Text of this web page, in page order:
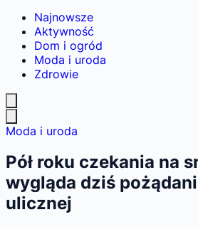
Najnowsze
Aktywność
Dom i ogród
Moda i uroda
Zdrowie
Moda i uroda
Pół roku czekania na
wygląda dziś
ulicznej